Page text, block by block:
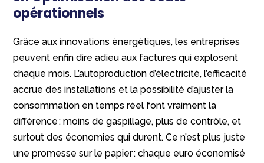
opérationnels
Grâce aux innovations énergétiques, les entreprises
peuvent enfin dire adieu aux factures qui explosent
chaque mois. L’autoproduction d’électricité, l’efficacité
accrue des installations et la possibilité d’ajuster la
consommation en temps réel font vraiment la
différence : moins de gaspillage, plus de contrôle, et
surtout des économies qui durent. Ce n’est plus juste
une promesse sur le papier : chaque euro économisé